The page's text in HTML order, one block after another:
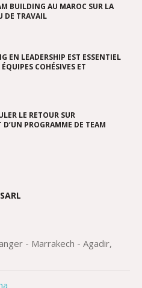
BUILDING AU MAROC SUR LA
DE TRAVAIL
EN LEADERSHIP EST ESSENTIEL
COHÉSIVES ET
LE RETOUR SUR
D’UN PROGRAMME DE TEAM
- Marrakech - Agadir